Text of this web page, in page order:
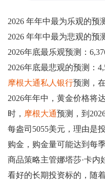
2026 年年中最为乐观的预
2026 年年中最为悲观的预
2026年底最乐观预测：
2026年底最悲观的预测：
摩根大通私人银行预测，
2026年年中，黄金价格将
时， 摩根大通预测，到
每盎司5055美元，理由是
购金，购金量可能达到每
商品策略主管娜塔莎·卡内
看好的长期投资标的，随